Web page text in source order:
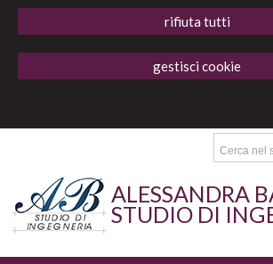
rifiuta tutti
gestisci cookie
ALESSANDRA
STUDIO DI